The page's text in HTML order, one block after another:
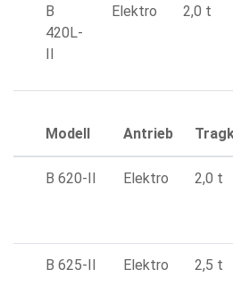
B
420L-
II
Elektro 2,0 t
Modell Antrieb
B 620-II Elektro 2,0 t
B 625-II Elektro 2,5 t